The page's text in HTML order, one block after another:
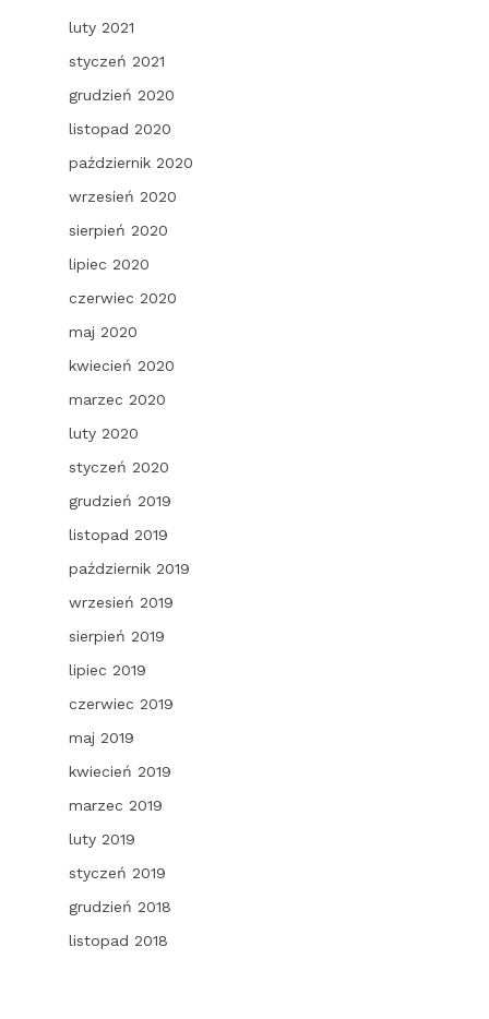
luty 2021
styczeń 2021
grudzień 2020
listopad 2020
październik 2020
wrzesień 2020
sierpień 2020
lipiec 2020
czerwiec 2020
maj 2020
kwiecień 2020
marzec 2020
luty 2020
styczeń 2020
grudzień 2019
listopad 2019
październik 2019
wrzesień 2019
sierpień 2019
lipiec 2019
czerwiec 2019
maj 2019
kwiecień 2019
marzec 2019
luty 2019
styczeń 2019
grudzień 2018
listopad 2018